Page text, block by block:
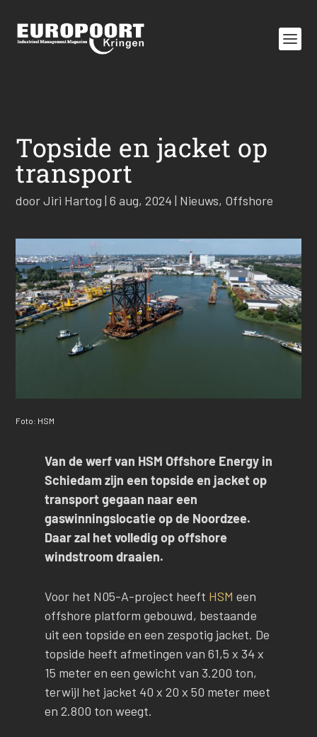
Topside en jacket op
transport
doorJiri Hartog |6 aug, 2024| Nieuws, Offshore
Foto: HSM
Van de werf van HSM Offshore Energy in
Schiedam zijn een topside en jacket op
transport gegaan naar een
gaswinningslocatie op de Noordzee.
Daar zal het volledig op offshore
windstroom draaien.
Voor het N05-A-project heeft HSM een
offshore platform gebouwd, bestaande
uit een topside en een zespotig jacket. De
topside heeft afmetingen van 61,5 x 34 x
15 meter en een gewicht van 3.200 ton,
terwijl het jacket 40 x 20 x 50 meter meet
en 2.800 ton weegt.